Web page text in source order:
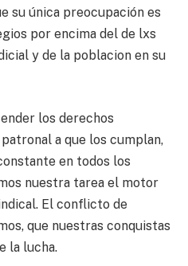
su única preocupación es
por encima del de lxs
y de la poblacion en su
los derechos
a que los cumplan,
en todos los
nuestra tarea el motor
El conflicto de
que nuestras conquistas
la lucha.